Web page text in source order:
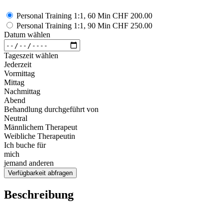
Personal Training 1:1, 60 Min CHF 200.00
Personal Training 1:1, 90 Min CHF 250.00
Datum wählen
Tageszeit wählen
Jederzeit
Vormittag
Mittag
Nachmittag
Abend
Behandlung durchgeführt von
Neutral
Männlichem Therapeut
Weibliche Therapeutin
Ich buche für
mich
jemand anderen
Verfügbarkeit abfragen
Beschreibung